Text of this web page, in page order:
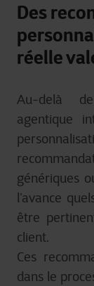
Des
réelle
Au-delà de
agentique
génériques
l’avance
être
client.
Ces
dans le